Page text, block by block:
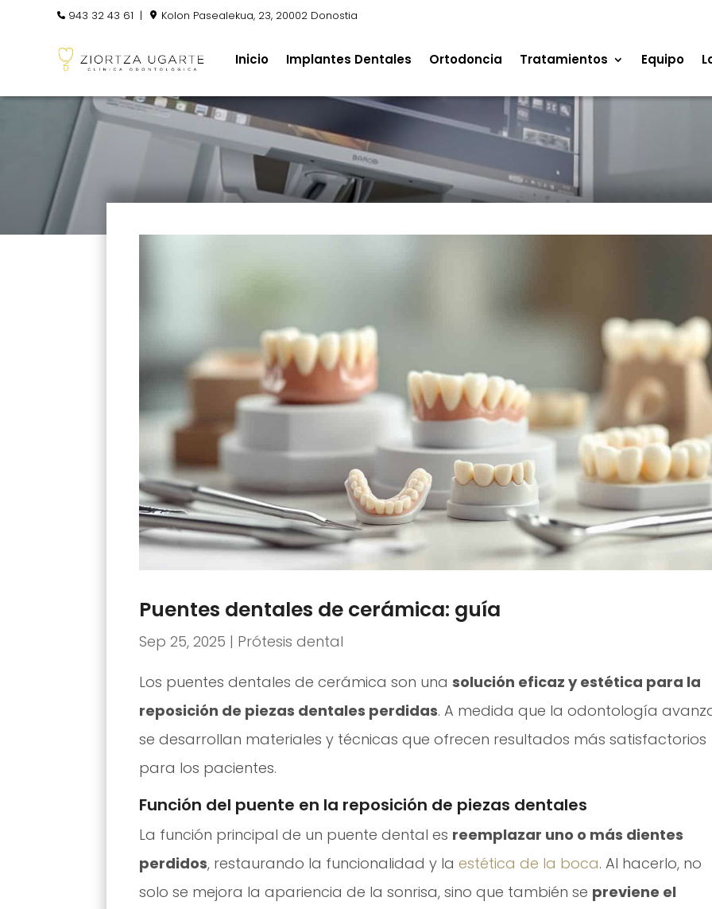
943 32 43 61 | Kolon Pasealekua, 23, 20002 Donostia
Inicio Implantes Dentales Ortodoncia Tratamientos Equipo
Puentes dentales de cerámica: guía
Sep 25, 2025 | Prótesis dental
Los puentes dentales de cerámica son una solución eficaz y estética para la
reposición de piezas dentales perdidas. A medida que la odontología
se desarrollan materiales y técnicas que ofrecen resultados más satisfactorios
para los pacientes.
Función del puente en la reposición de piezas dentales
La función principal de un puente dental es reemplazar uno o más dientes
perdidos, restaurando la funcionalidad y la estética de la boca. Al hacerlo, no
solo se mejora la apariencia de la sonrisa, sino que también se previene el